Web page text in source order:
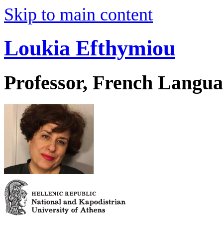
Skip to main content
Loukia Efthymiou
Professor, French